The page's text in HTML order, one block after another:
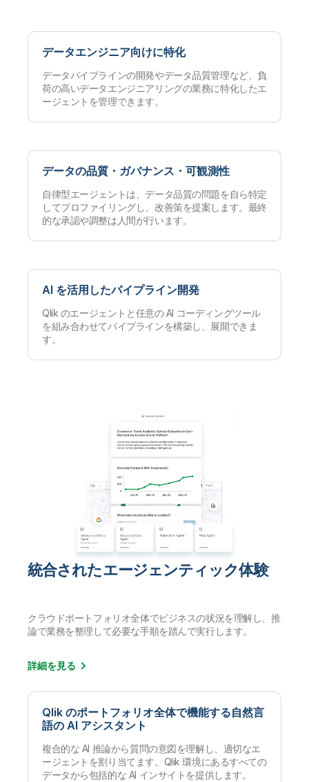
データエンジニア向けに特化
データパイプラインの開発やデータ品質管理など、負
荷の高いデータエンジニアリングの業務に特化したエ
ージェントを管理できます。
データの品質・ガバナンス・可観測性
自律型エージェントは、データ品質の問題を自ら特定
してプロファイリングし、改善策を提案します。最終
的な承認や調整は人間が行います。
AI を活用したパイプライン開発
Qlik のエージェントと任意の AI コーディングツール
を組み合わせてパイプラインを構築し、展開できま
す。
統合されたエージェンティック体験
クラウドポートフォリオ全体でビジネスの状況を理解し、推
論で業務を整理して必要な手順を踏んで実行します。
詳細を見る
Qlik のポートフォリオ全体で機能する自然言
語の AI アシスタント
複合的な AI 推論から質問の意図を理解し、適切なエ
ージェントを割り当てます。Qlik 環境にあるすべての
データから包括的な AI インサイトを提供します。